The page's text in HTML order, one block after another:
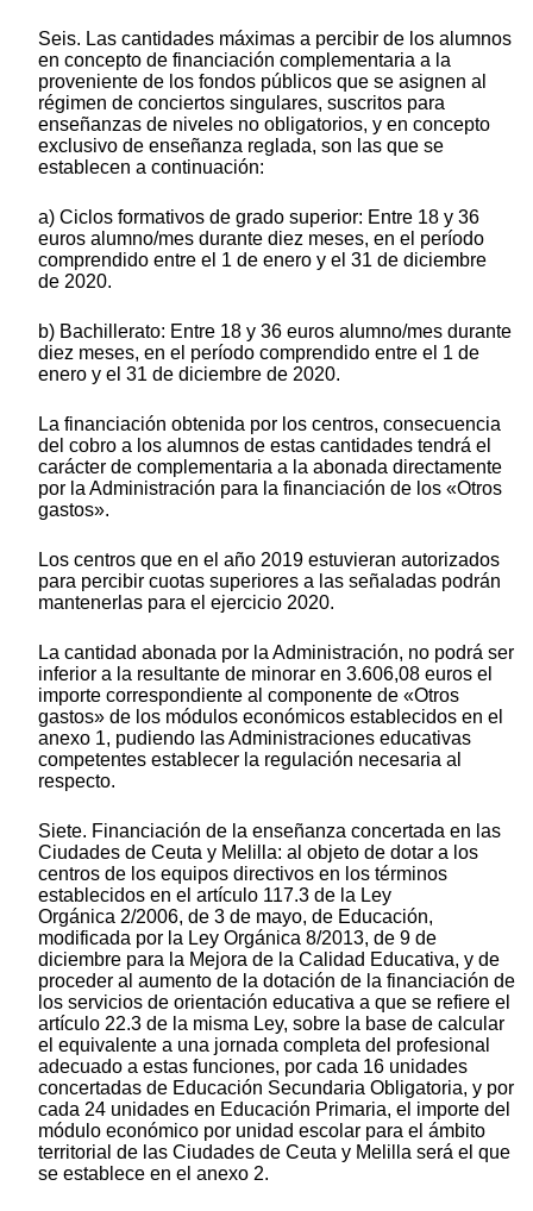
Seis. Las cantidades máximas a percibir de los alumnos
en concepto de financiación complementaria a la
proveniente de los fondos públicos que se asignen al
régimen de conciertos singulares, suscritos para
enseñanzas de niveles no obligatorios, y en concepto
exclusivo de enseñanza reglada, son las que se
establecen a continuación:
a) Ciclos formativos de grado superior: Entre 18 y 36
euros alumno/mes durante diez meses, en el período
comprendido entre el 1 de enero y el 31 de diciembre
de 2020.
b) Bachillerato: Entre 18 y 36 euros alumno/mes durante
diez meses, en el período comprendido entre el 1 de
enero y el 31 de diciembre de 2020.
La financiación obtenida por los centros, consecuencia
del cobro a los alumnos de estas cantidades tendrá el
carácter de complementaria a la abonada directamente
por la Administración para la financiación de los «Otros
gastos».
Los centros que en el año 2019 estuvieran autorizados
para percibir cuotas superiores a las señaladas podrán
mantenerlas para el ejercicio 2020.
La cantidad abonada por la Administración, no podrá ser
inferior a la resultante de minorar en 3.606,08 euros el
importe correspondiente al componente de «Otros
gastos» de los módulos económicos establecidos en el
anexo 1, pudiendo las Administraciones educativas
competentes establecer la regulación necesaria al
respecto.
Siete. Financiación de la enseñanza concertada en las
Ciudades de Ceuta y Melilla: al objeto de dotar a los
centros de los equipos directivos en los términos
establecidos en el artículo 117.3 de la Ley
Orgánica 2/2006, de 3 de mayo, de Educación,
modificada por la Ley Orgánica 8/2013, de 9 de
diciembre para la Mejora de la Calidad Educativa, y de
proceder al aumento de la dotación de la financiación de
los servicios de orientación educativa a que se refiere el
artículo 22.3 de la misma Ley, sobre la base de calcular
el equivalente a una jornada completa del profesional
adecuado a estas funciones, por cada 16 unidades
concertadas de Educación Secundaria Obligatoria, y por
cada 24 unidades en Educación Primaria, el importe del
módulo económico por unidad escolar para el ámbito
territorial de las Ciudades de Ceuta y Melilla será el que
se establece en el anexo 2.